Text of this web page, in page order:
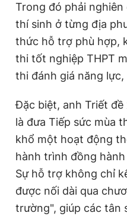
Trong đó phải
thí sinh ở từng địa
thức hỗ trợ phù hợp,
thi tốt nghiệp THPT
thi đánh giá năng lực,
Đặc biệt, anh Triết
là đưa Tiếp sức mùa
khổ một hoạt động
hành trình đồng
Sự hỗ trợ không chỉ
được nối dài qua
trường", giúp các tân